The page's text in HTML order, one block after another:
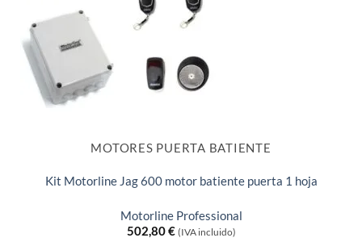
MOTORES PUERTA BATIENTE
Kit Motorline Jag 600 motor batiente puerta 1 hoja
Motorline Professional
502,80€ (IVA incluido)